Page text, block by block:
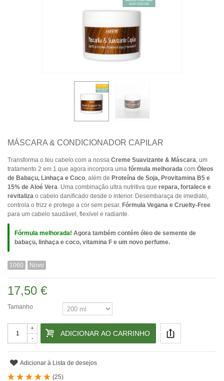
MÁSCARA & CONDICIONADOR CAPILAR
Transforma o teu cabelo com a nossa Creme Suavizante & Máscara, um
tratamento 2 em 1 que agora incorpora uma fórmula melhorada com Óleos
de Babaçu, Linhaça e Coco, além de Proteína de Soja, Provitamina B5 e
15% de Aloé Vera. Uma combinação ultra nutritiva que repara, fortalece e
revitaliza o cabelo danificado desde o interior. Desembaraça de imediato,
controla o frizz e protege a cor sem pesar. Fórmula Vegana e Cruelty-Free
para um cabelo saudável, flexível e radiante.
Fórmula melhorada! Agora também contém óleo de semente de
babaçu, linhaça e coco, vitamina F e um novo perfume.
1060 Novo
17,50 €
Tamanho
-
+
ADICIONAR AO CARRINHO
Adicionar à Lista de desejos
(25)